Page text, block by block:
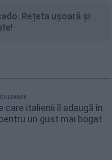
Rețeta ușoară și
care italienii îl adaugă în
un gust mai bogat